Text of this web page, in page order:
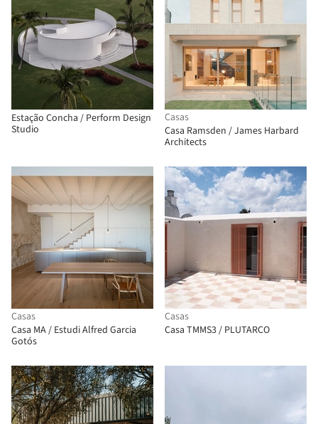
Estação Concha / Perform Design
Studio
Casas
Casa Ramsden / James Harbard
Architects
Casas
Casa MA / Estudi Alfred Garcia
Gotós
Casas
Casa TMMS3 / PLUTARCO